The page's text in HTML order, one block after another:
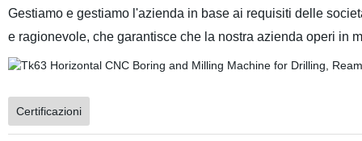
Gestiamo e gestiamo l'azienda in base ai requisiti delle
e ragionevole, che garantisce che la nostra azienda operi in
Certificazioni